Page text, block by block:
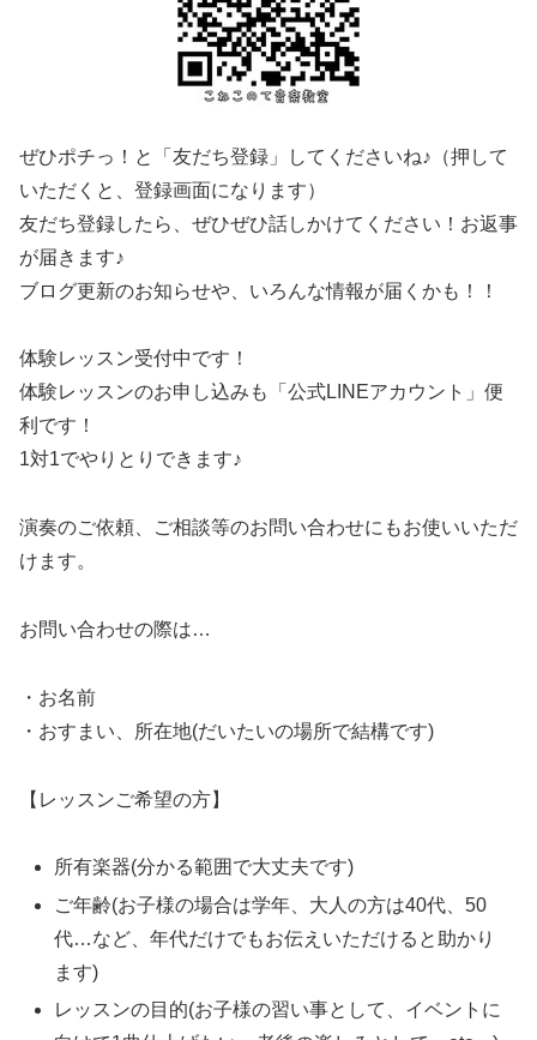
ぜひポチっ！と「友だち登録」してくださいね♪（押して
いただくと、登録画面になります）
友だち登録したら、ぜひぜひ話しかけてください！お返事
が届きます♪
ブログ更新のお知らせや、いろんな情報が届くかも！！
体験レッスン受付中です！
体験レッスンのお申し込みも「公式LINEアカウント」便
利です！
1対1でやりとりできます♪
演奏のご依頼、ご相談等のお問い合わせにもお使いいただ
けます。
お問い合わせの際は…
・お名前
・おすまい、所在地(だいたいの場所で結構です)
【レッスンご希望の方】
所有楽器(分かる範囲で大丈夫です)
ご年齢(お子様の場合は学年、大人の方は40代、50
代…など、年代だけでもお伝えいただけると助かり
ます)
レッスンの目的(お子様の習い事として、イベントに